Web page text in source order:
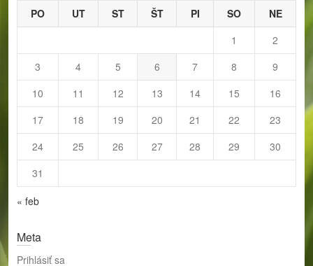
PO UT ST ŠT PI SO
NE
1
2
3
4 5 6 7 8
9
10
11 12 13 14 15
16
17
18 19 20 21 22
23
24
25 26 27 28 29
30
31
« feb
Meta
Prihlásiť sa